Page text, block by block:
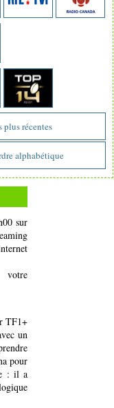
plus récentes
alphabétique
sur
votre
TF1+
un
pour
: il a